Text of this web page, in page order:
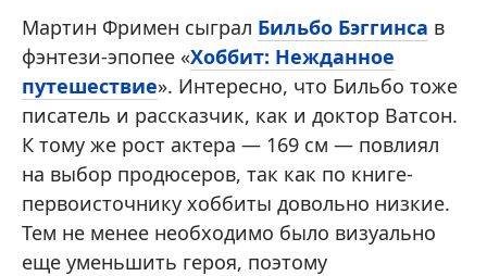
Мартин Фримен сыграл Бильбо Бэггинса в
фэнтези-эпопее «Хоббит: Нежданное
путешествие». Интересно, что Бильбо тоже
писатель и рассказчик, как и доктор Ватсон.
К тому же рост актера — 169 см — повлиял
на выбор продюсеров, так как по книге-
первоисточнику хоббиты довольно низкие.
Тем не менее необходимо было визуально
еще уменьшить героя, поэтому